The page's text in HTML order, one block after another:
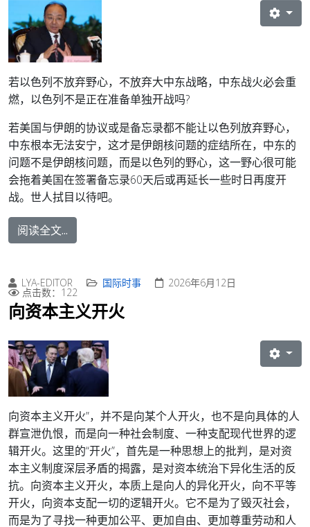
若以色列不放弃野心，不放弃大中东战略，中东战火必会重
燃，以色列不是正在准备单独开战吗?
若美国与伊朗的协议或是备忘录都不能让以色列放弃野心，
中东根本无法安宁，这才是伊朗核问题的症结所在，中东的
问题不是伊朗核问题，而是以色列的野心，这一野心很可能
会拖着美国在签署备忘录60天后或再延长一些时日再度开
战。世人拭目以待吧。
阅读全文...
LYA-EDITOR 国际时事 2026年6月12日
点击数：122
向资本主义开火
向资本主义开火”，并不是向某个人开火，也不是向具体的人
群宣泄仇恨，而是向一种社会制度、一种支配现代世界的逻
辑开火。这里的“开火”，首先是一种思想上的批判，是对资
本主义制度深层矛盾的揭露，是对资本统治下异化生活的反
抗。向资本主义开火，本质上是向人的异化开火，向不平等
开火，向资本支配一切的逻辑开火。它不是为了毁灭社会，
而是为了寻找一种更加公平、更加自由、更加尊重劳动和人